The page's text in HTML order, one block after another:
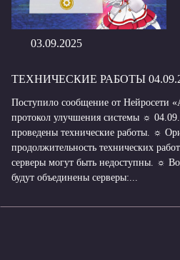
03.09.2025
ТЕХНИЧЕСКИЕ РАБОТЫ
Поступило сообщение от Нейросети
протокол улучшения системы ☼
проведены технические работы. ☼
продолжительность технических
серверы могут быть недоступны. ☼
будут объединены серверы:...